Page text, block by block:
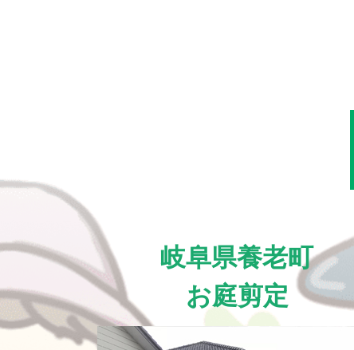
岐阜県養老町
お庭剪定